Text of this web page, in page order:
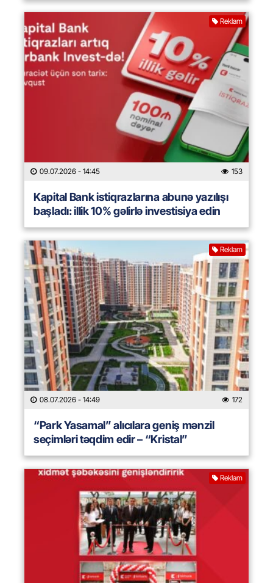
Reklam
09.07.2026 - 14:45 153
Kapital Bank istiqrazlarına abunə yazılışı
başladı: illik 10% gəlirlə investisiya edin
Reklam
08.07.2026 - 14:49 172
“Park Yasamal” alıcılara geniş mənzil
seçimləri təqdim edir – “Kristal”
Reklam